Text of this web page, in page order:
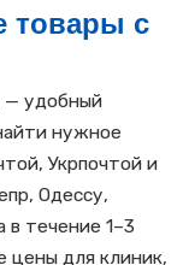
товары с
— удобный
нужное
Укрпочтой и
Одессу,
в течение 1–3
цены для клиник,